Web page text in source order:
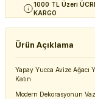
1000 TL Üzeri
KARGO
Ürün Açıklama
Yapay Yucca Avize Ağacı
Katın
Modern Dekorasyonun